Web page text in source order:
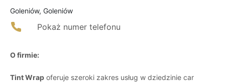
Goleniów, Goleniów
Pokaż numer telefonu
O firmie:
Tint Wrap oferuje szeroki zakres usług w dziedzinie car